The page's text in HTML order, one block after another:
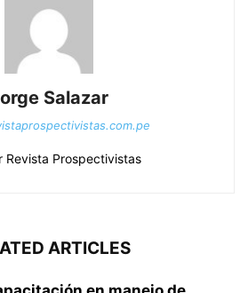
Salazar
Revista Prospectivistas
ARTICLES